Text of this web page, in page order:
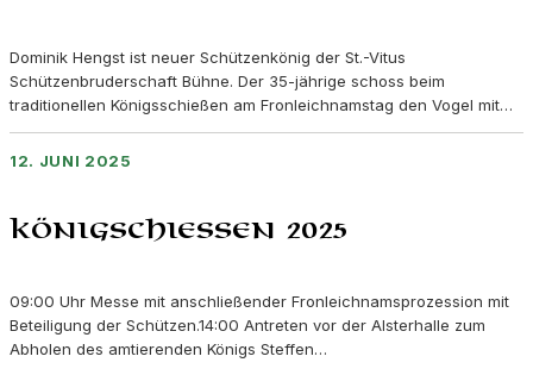
Dominik Hengst ist neuer Schützenkönig der St.-Vitus
Schützenbruderschaft Bühne. Der 35-jährige schoss beim
traditionellen Königsschießen am Fronleichnamstag den Vogel mit…
12. JUNI 2025
Königschießen 2025
09:00 Uhr Messe mit anschließender Fronleichnamsprozession mit
Beteiligung der Schützen.14:00 Antreten vor der Alsterhalle zum
Abholen des amtierenden Königs Steffen…